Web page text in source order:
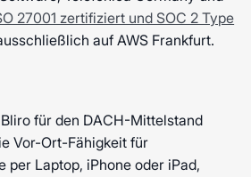
27001 zertifiziert und SOC 2 Type
auf AWS Frankfurt.
für den DACH-Mittelstand
Vor-Ort-Fähigkeit für
per Laptop, iPhone oder iPad,